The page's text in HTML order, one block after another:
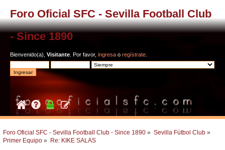
Foro Oficial SFC - Sevilla Football Club
- Since 1890
Bienvenido(a), Visitante . Por favor, ingresa o regístrate
Foro Oficial SFC - Sevilla Football Club - Since 1890 » Sevilla Fútbol Club »
Primer Equipo » Re: KIKE SALAS